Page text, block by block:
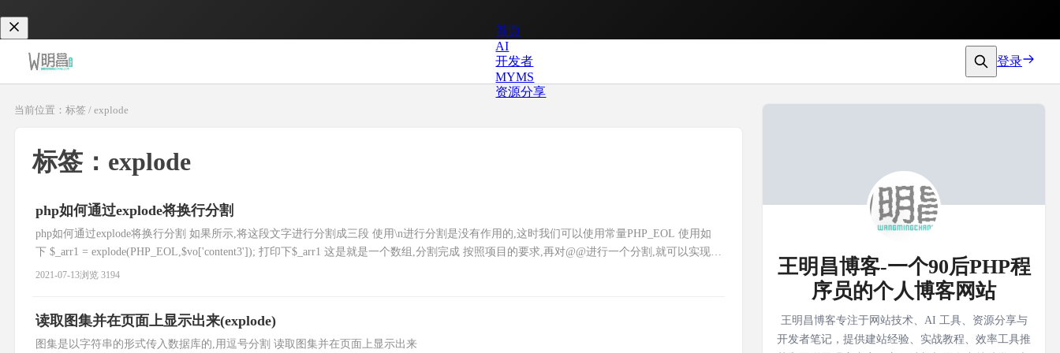
首页
AI
开发者
MYMS
资源分享
登录
当前位置：标签 / explode
标签：explode
php如何通过explode将换行分割
php如何通过explode将换行分割 如果所示,将这段文字进行分割成三段 使用\n进行分割是没有作用的,这时我们可以使用常量PHP_EOL 使用如
下 $_arr1 = explode(PHP_EOL,$vo['content3']); 打印下$_arr1 这是就是一个数组,分割完成 按照项目的要求,再对@@进行一个分割,就可以实现如
下效果
2021-07-13浏览 3194
读取图集并在页面上显示出来(explode)
图集是以字符串的形式传入数据库的,用逗号分割 读取图集并在页面上显示出来
王明昌博客-一个90后PHP程
序员的个人博客网站
王明昌博客专注于网站技术、AI 工具、资源分享与
开发者笔记，提供建站经验、实战教程、效率工具推